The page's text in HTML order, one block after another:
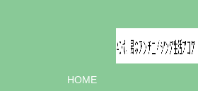
HOME